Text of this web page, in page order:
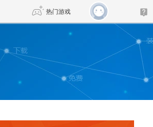
热门游戏
DNF 传奇4
诛仙世界 新仙侠5